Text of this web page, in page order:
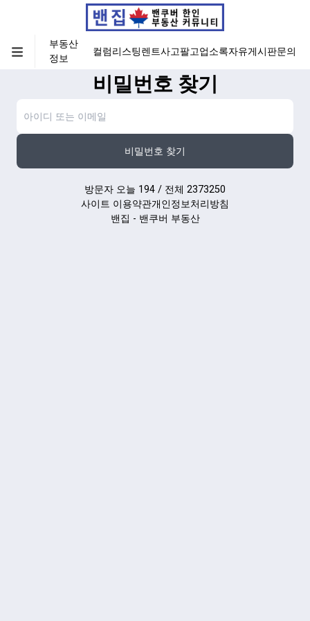
부동산
정보
컬럼리스팅렌트사고팔고업소록자유게시판문의
비밀번호 찾기
비밀번호 찾기
방문자 오늘 194 / 전체 2373250
사이트 이용약관개인정보처리방침
밴집 - 밴쿠버 부동산